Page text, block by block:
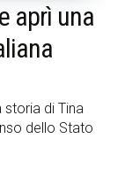
aprì una
storia di Tina
dello Stato